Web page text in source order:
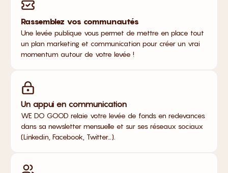
Rassemblez vos communautés
Une levée publique vous permet de mettre en place tout
un plan marketing et communication pour créer un vrai
momentum autour de votre levée !
Un appui en communication
WE DO GOOD relaie votre levée de fonds en redevances
dans sa newsletter mensuelle et sur ses réseaux sociaux
(Linkedin, Facebook, Twitter…).